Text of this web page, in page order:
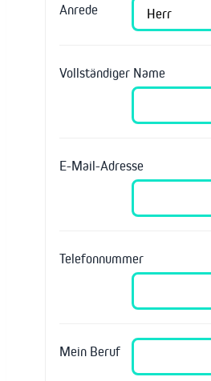
Anrede
Vollständiger Name
E-Mail-Adresse
Telefonnummer
Mein Beruf